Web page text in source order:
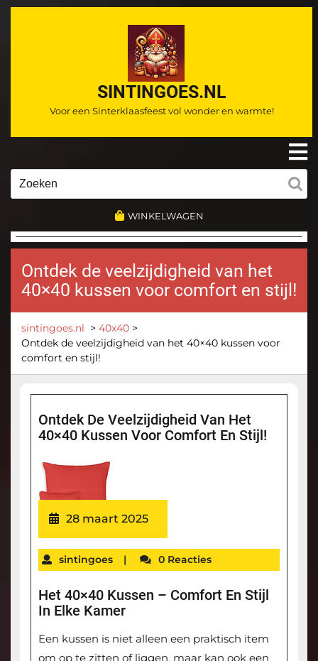
Ga
SINTINGOES.NL
Voor een Sinterklaasfeest vol wonder en warmte!
WINKELWAGEN
Ontdek de veelzijdigheid van het
40×40 kussen voor comfort en stijl!
sintingoes.nl > 40x40 >
Ontdek de veelzijdigheid van het 40×40 kussen voor
comfort en stijl!
Ontdek De Veelzijdigheid Van Het
40×40 Kussen Voor Comfort En Stijl!
28 maart 2025
sintingoes | 0 Reacties
Het 40×40 Kussen – Comfort En Stijl
In Elke Kamer
Een kussen is niet alleen een praktisch item
om op te zitten of liggen, maar kan ook een